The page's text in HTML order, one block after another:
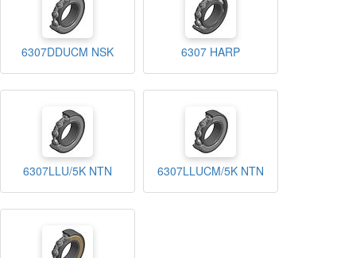
6307DDUCM NSK 6307 HARP
6307LLU/5K NTN 6307LLUCM/5K NTN